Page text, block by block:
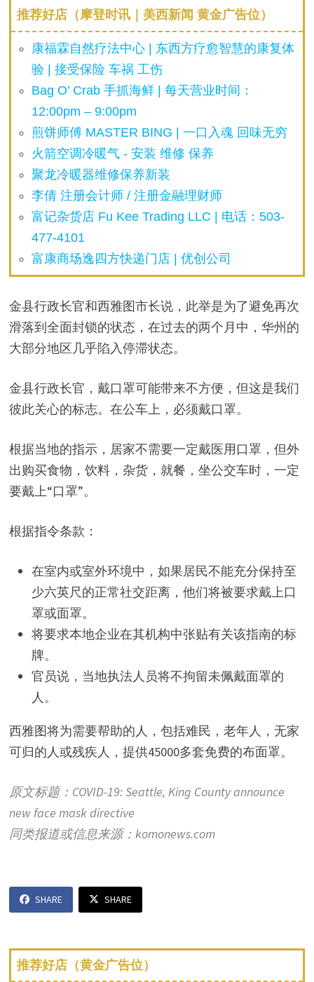
推荐好店（摩登时讯｜美西新闻 黄金广告位）
康福霖自然疗法中心 | 东西方疗愈智慧的康复体
验 | 接受保险 车祸 工伤
Bag O’ Crab 手抓海鲜 | 每天营业时间：
12:00pm – 9:00pm
煎饼师傅 MASTER BING | 一口入魂 回味无穷
火箭空调冷暖气 - 安装 维修 保养
聚龙冷暖器维修保养新装
李倩 注册会计师 / 注册金融理财师
富记杂货店 Fu Kee Trading LLC | 电话：503-
477-4101
富康商场逸四方快递门店 | 优创公司
金县行政长官和西雅图市长说，此举是为了避免再次
滑落到全面封锁的状态，在过去的两个月中，华州的
大部分地区几乎陷入停滞状态。
金县行政长官，戴口罩可能带来不方便，但这是我们
彼此关心的标志。在公车上，必须戴口罩。
根据当地的指示，居家不需要一定戴医用口罩，但外
出购买食物，饮料，杂货，就餐，坐公交车时，一定
要戴上“口罩”。
根据指令条款：
在室内或室外环境中，如果居民不能充分保持至
少六英尺的正常社交距离，他们将被要求戴上口
罩或面罩。
将要求本地企业在其机构中张贴有关该指南的标
牌。
官员说，当地执法人员将不拘留未佩戴面罩的
人。
西雅图将为需要帮助的人，包括难民，老年人，无家
可归的人或残疾人，提供45000多套免费的布面罩。
原文标题：COVID-19: Seattle, King County announce
new face mask directive
同类报道或信息来源：komonews.com
SHARE SHARE
推荐好店（黄金广告位）